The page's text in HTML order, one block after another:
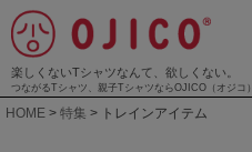
楽しくないTシャツなんて、欲しくない。
つながるTシャツ、親子TシャツならOJICO（オジコ）
HOME 特集 トレインアイテム